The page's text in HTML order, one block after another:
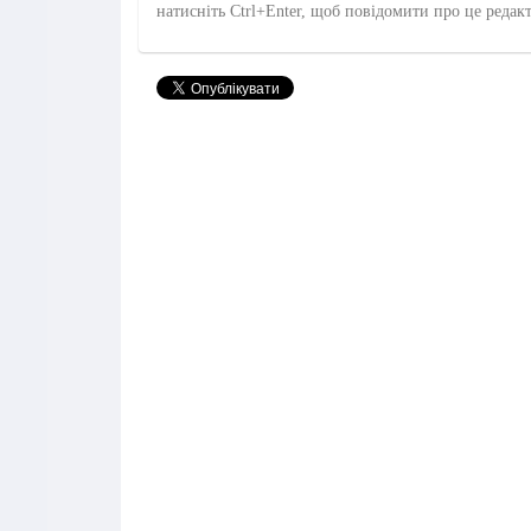
натисніть Ctrl+Enter, щоб повідомити про це